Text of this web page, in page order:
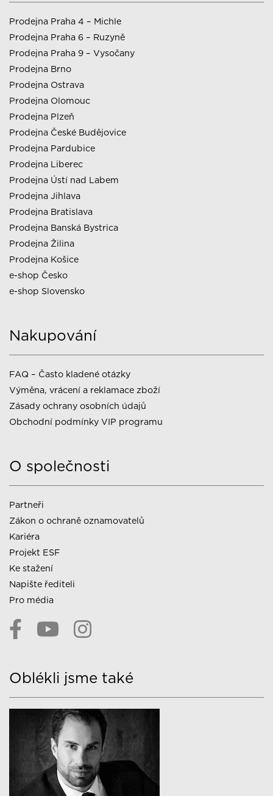
Prodejna Praha 4 – Michle
Prodejna Praha 6 – Ruzyně
Prodejna Praha 9 – Vysočany
Prodejna Brno
Prodejna Ostrava
Prodejna Olomouc
Prodejna Plzeň
Prodejna České Budějovice
Prodejna Pardubice
Prodejna Liberec
Prodejna Ústí nad Labem
Prodejna Jihlava
Prodejna Bratislava
Prodejna Banská Bystrica
Prodejna Žilina
Prodejna Košice
e-shop Česko
e-shop Slovensko
Nakupování
FAQ – Často kladené otázky
Výměna, vrácení a reklamace zboží
Zásady ochrany osobních údajů
Obchodní podmínky VIP programu
O společnosti
Partneři
Zákon o ochraně oznamovatelů
Kariéra
Projekt ESF
Ke stažení
Napište řediteli
Pro média
Oblékli jsme také